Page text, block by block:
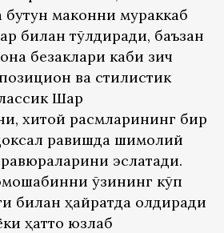
бутун маконни мураккаб
билан тўлдиради, баъзан
безаклари каби зич
ва стилистик
Шарқ
хитой расмларининг бир
равишда шимолий
эслатади.
ўзининг кўп
билан ҳайратда қолдиради
ҳатто юзлаб